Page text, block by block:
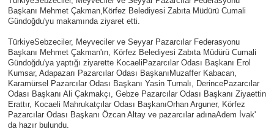
Başkanı Mehmet Çakman,Körfez Belediyesi Zabıta Müdürü Cumali
Gündoğdu'yu makamında ziyaret etti.
TürkiyeSebzeciler, Meyveciler ve Seyyar Pazarcılar Federasyonu
Başkanı Mehmet Çakman'ın, Körfez Belediyesi Zabıta Müdürü Cumali
Gündoğdu'ya yaptığı ziyarette KocaeliPazarcılar Odası Başkanı Erol
Kumsar, Adapazarı Pazarcılar Odası BaşkanıMuzaffer Kabacan,
Karamürsel Pazarcılar Odası Başkanı Yasin Turnalı, DerincePazarcılar
Odası Başkanı Ali Çakmakçı, Gebze Pazarcılar Odası Başkanı Ziyaettin
Erattır, Kocaeli Mahrukatçılar Odası BaşkanıOrhan Arguner, Körfez
Pazarcılar Odası Başkanı Özcan Altay ve pazarcılar adınaAdem İvak'
da hazır bulundu.